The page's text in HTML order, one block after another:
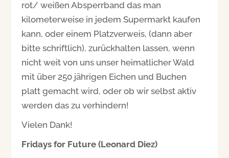
rot/ weißen Absperrband das man
kilometerweise in jedem Supermarkt kaufen
kann, oder einem Platzverweis, (dann aber
bitte schriftlich), zurückhalten lassen, wenn
nicht weit von uns unser heimatlicher Wald
mit über 250 jährigen Eichen und Buchen
platt gemacht wird, oder ob wir selbst aktiv
werden das zu verhindern!
Vielen Dank!
Fridays for Future (Leonard Diez)